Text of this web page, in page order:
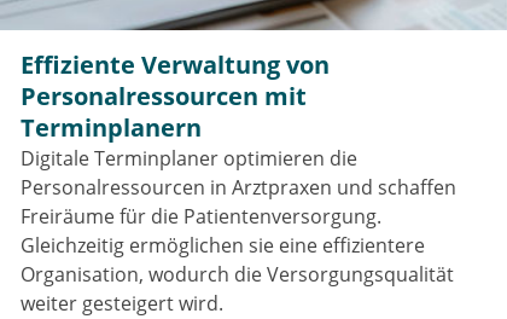
Effiziente Verwaltung von
Personalressourcen mit
Terminplanern
Digitale Terminplaner optimieren die
Personalressourcen in Arztpraxen und schaffen
Freiräume für die Patientenversorgung.
Gleichzeitig ermöglichen sie eine effizientere
Organisation, wodurch die Versorgungsqualität
weiter gesteigert wird.